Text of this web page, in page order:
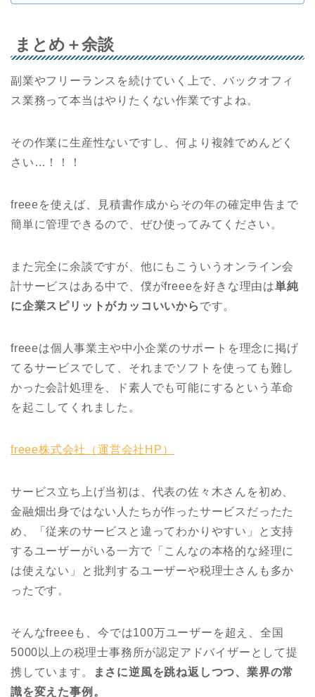
まとめ＋余談
副業やフリーランスを続けていく上で、バックオフィ
ス業務って本当はやりたくない作業ですよね。
その作業に生産性ないですし、何より複雑でめんどく
さい…！！！
freeeを使えば、見積書作成からその年の確定申告まで
簡単に管理できるので、ぜひ使ってみてください。
また完全に余談ですが、他にもこういうオンライン会
計サービスはある中で、僕がfreeeを好きな理由は単純
に企業スピリットがカッコいいから です。
freeeは個人事業主や中小企業のサポートを理念に掲げ
てるサービスでして、それまでソフトを使っても難し
かった会計処理を、ド素人でも可能にするという革命
を起こしてくれました。
freee株式会社（運営会社HP）
サービス立ち上げ当初は、代表の佐々木さんを初め、
金融畑出身ではない人たちが作ったサービスだったた
め、「従来のサービスと違ってわかりやすい」と支持
するユーザーがいる一方で「こんなの本格的な経理に
は使えない」と批判するユーザーや税理士さんも多か
ったです。
そんなfreeeも、今では100万ユーザーを超え、全国
5000以上の税理士事務所が認定アドバイザーとして提
携しています。
まさに逆風を跳ね返しつつ、業界の常
識を変えた事例。